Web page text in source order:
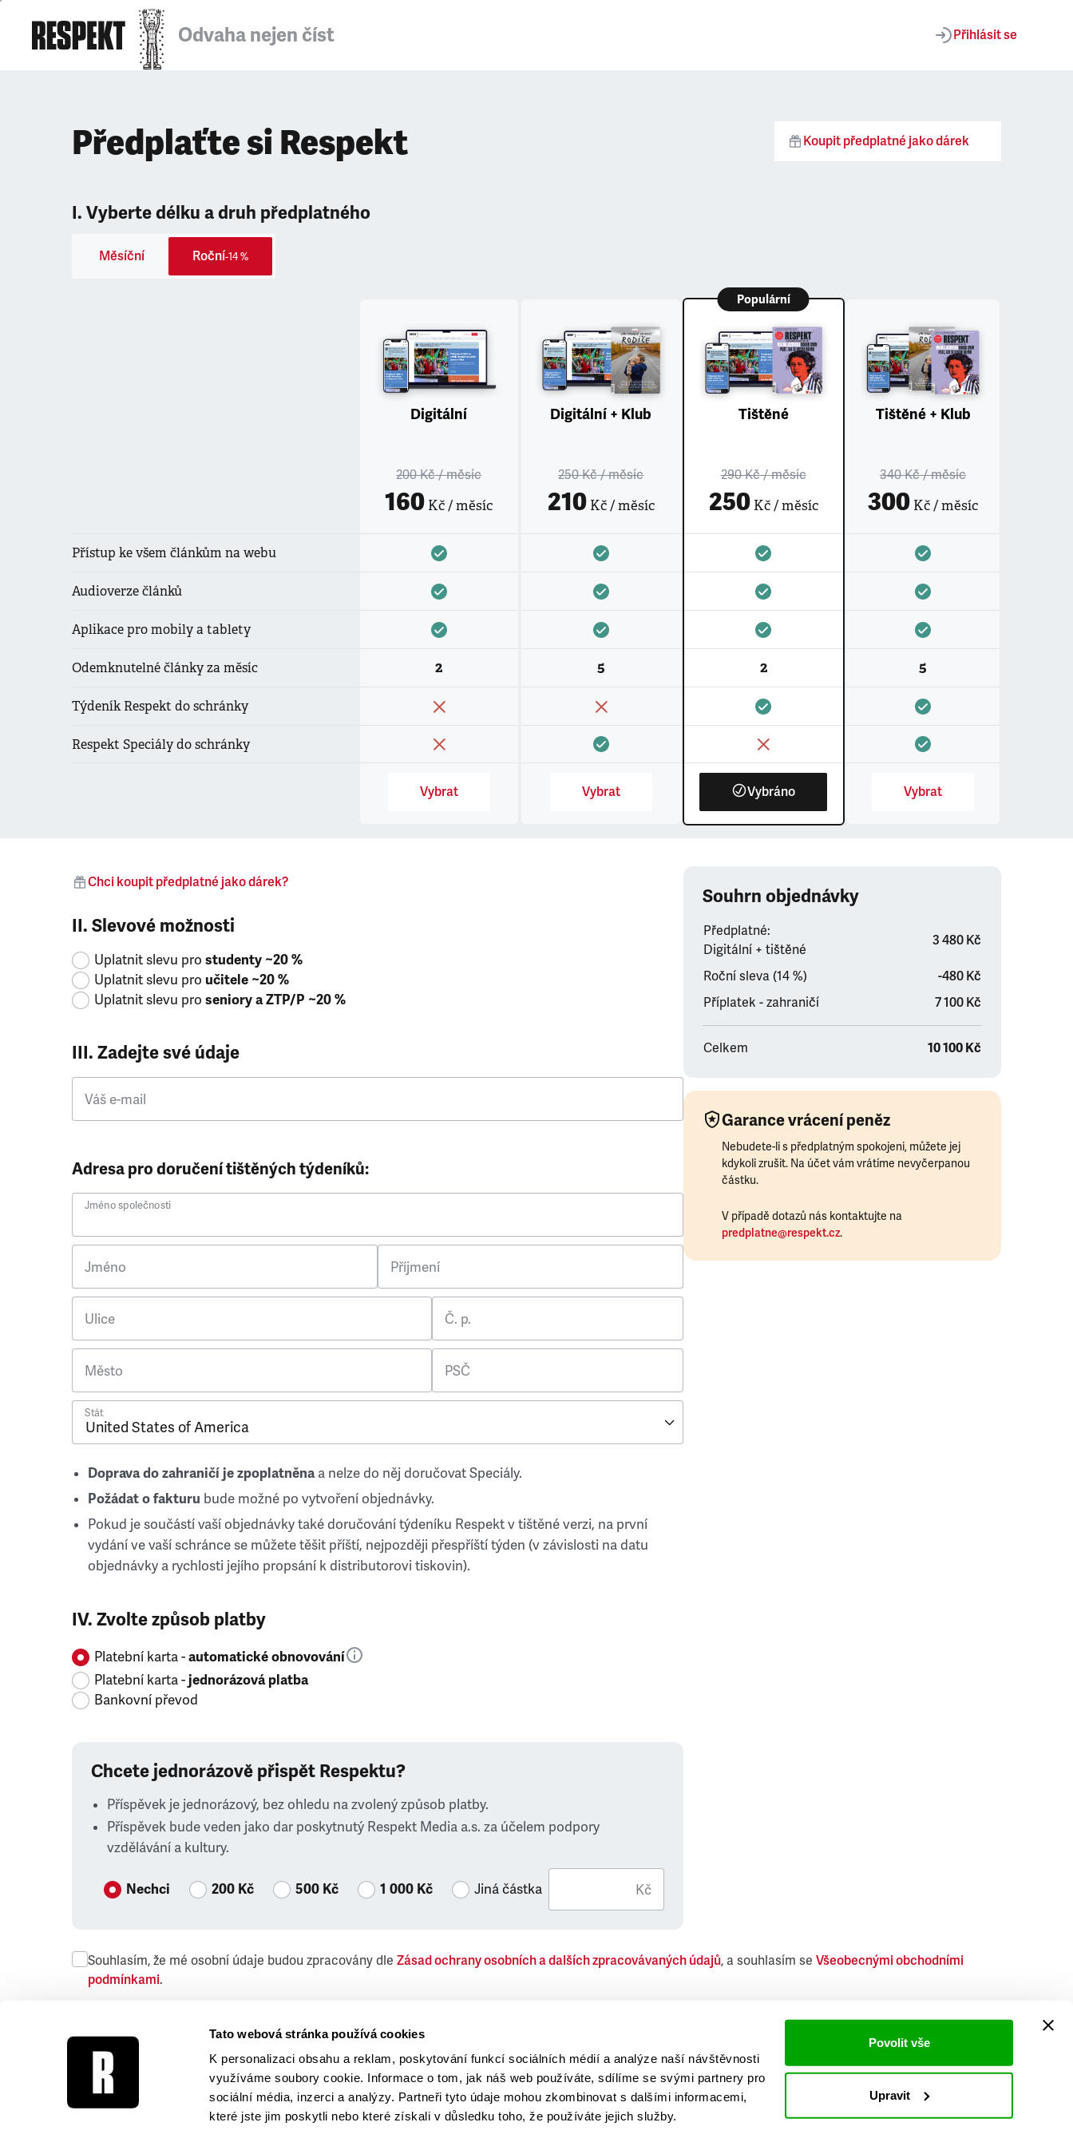
Tato webová stránka používá cookies
K personalizaci obsahu a reklam, poskytování funkcí sociálních médií a analýze naší návštěvnosti
využíváme soubory cookie. Informace o tom, jak náš web používáte, sdílíme se svými partnery pro
sociální média, inzerci a analýzy. Partneři tyto údaje mohou zkombinovat s dalšími informacemi,
které jste jim poskytli nebo které získali v důsledku toho, že používáte jejich služby.
Povolit vše
Upravit
Odvaha nejen číst Přihlásit se
Předplaťte si Respekt Koupit předplatné jako dárek
I. Vyberte délku a druh předplatného
Měsíční Roční-14 %
Přístup ke všem článkům na webu
Audioverze článků
Aplikace pro mobily a tablety
Odemknutelné články za měsíc
Týdeník Respekt do schránky
Respekt Speciály do schránky
Digitální
200 Kč/ měsíc
160 Kč / měsíc
2
Vybrat
Digitální + Klub
250 Kč/ měsíc
210Kč / měsíc
5
Vybrat
Populární
Tištěné
290 Kč/ měsíc
250Kč / měsíc
2
Vybráno
Tištěné + Klub
340 Kč/ měsíc
300 Kč / měsíc
5
Vybrat
Chci koupit předplatné jako dárek?
II. Slevové možnosti
Uplatnit slevu pro studenty ~20 %
Uplatnit slevu pro učitele ~20 %
Uplatnit slevu pro seniory a ZTP/P ~20 %
III. Zadejte své údaje
Váš e-mail
Adresa pro doručení tištěných týdeníků:
Jméno společnosti
Jméno Příjmení
Ulice Č. p.
Město PSČ
Stát
Doprava do zahraničí je zpoplatněnaa nelze do něj doručovat Speciály.
Požádat o fakturu bude možné po vytvoření objednávky.
Pokud je součástí vaší objednávky také doručování týdeníku Respekt v tištěné verzi, na první
vydání ve vaší schránce se můžete těšit příští, nejpozději přespříští týden (v závislosti na datu
objednávky a rychlosti jejího propsání k distributorovi tiskovin).
IV. Zvolte způsob platby
Platební karta -automatické obnovování
Platební karta -jednorázová platba
Bankovní převod
Chcete jednorázově přispět Respektu?
Příspěvek je jednorázový, bez ohledu na zvolený způsob platby.
Příspěvek bude veden jako dar poskytnutý Respekt Media a.s. za účelem podpory
vzdělávání a kultury.
Nechci 200 Kč 500 Kč 1 000 Kč Jiná částka Kč
Souhrn objednávky
Předplatné:
Digitální + tištěné
3 480 Kč
Roční sleva (14 %)
-480 Kč
Příplatek - zahraničí
7 100 Kč
Celkem 10 100 Kč
Garance vrácení peněz
Nebudete-li s předplatným spokojeni, můžete jej
kdykoli zrušit. Na účet vám vrátíme nevyčerpanou
částku.
V případě dotazů nás kontaktujte na
predplatne@respekt.cz.
Souhlasím, že mé osobní údaje budou zpracovány dle Zásad ochrany osobních a dalších zpracovávaných údajů, a souhlasím se Všeobecnými obchodními
podmínkami.